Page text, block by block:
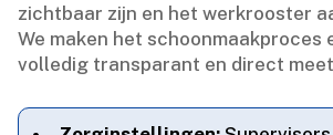
zichtbaar zijn en het werkrooster
We maken het schoonmaakproces
volledig transparant en direct